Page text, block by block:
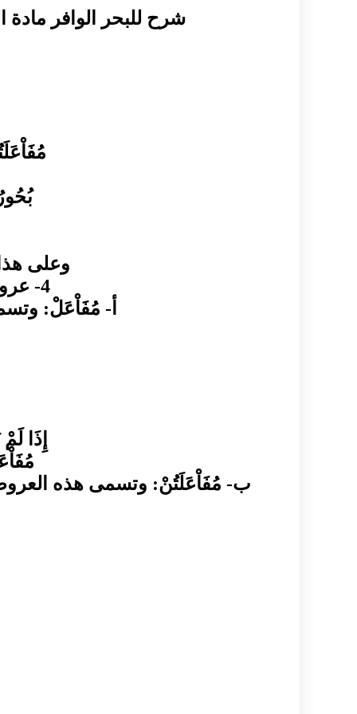
شرح للبحر الوافر مادة
وعلى
4-
أ‌- مُفَاْعَلْ:
إِذَا
ب‌- مُفَاْعَلَتُنْ: وتسمى هذه